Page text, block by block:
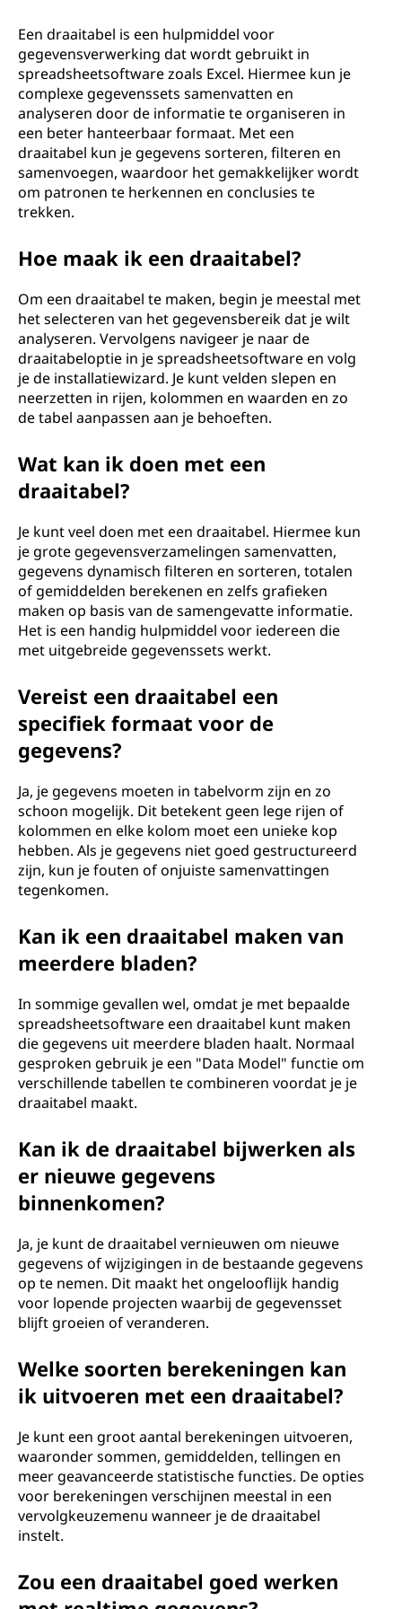
Een draaitabel is een hulpmiddel voor
gegevensverwerking dat wordt gebruikt in
spreadsheetsoftware zoals Excel. Hiermee kun je
complexe gegevenssets samenvatten en
analyseren door de informatie te organiseren in
een beter hanteerbaar formaat. Met een
draaitabel kun je gegevens sorteren, filteren en
samenvoegen, waardoor het gemakkelijker wordt
om patronen te herkennen en conclusies te
trekken.
Hoe maak ik een draaitabel?
Om een draaitabel te maken, begin je meestal met
het selecteren van het gegevensbereik dat je wilt
analyseren. Vervolgens navigeer je naar de
draaitabeloptie in je spreadsheetsoftware en volg
je de installatiewizard. Je kunt velden slepen en
neerzetten in rijen, kolommen en waarden en zo
de tabel aanpassen aan je behoeften.
Wat kan ik doen met een
draaitabel?
Je kunt veel doen met een draaitabel. Hiermee kun
je grote gegevensverzamelingen samenvatten,
gegevens dynamisch filteren en sorteren, totalen
of gemiddelden berekenen en zelfs grafieken
maken op basis van de samengevatte informatie.
Het is een handig hulpmiddel voor iedereen die
met uitgebreide gegevenssets werkt.
Vereist een draaitabel een
specifiek formaat voor de
gegevens?
Ja, je gegevens moeten in tabelvorm zijn en zo
schoon mogelijk. Dit betekent geen lege rijen of
kolommen en elke kolom moet een unieke kop
hebben. Als je gegevens niet goed gestructureerd
zijn, kun je fouten of onjuiste samenvattingen
tegenkomen.
Kan ik een draaitabel maken van
meerdere bladen?
In sommige gevallen wel, omdat je met bepaalde
spreadsheetsoftware een draaitabel kunt maken
die gegevens uit meerdere bladen haalt. Normaal
gesproken gebruik je een "Data Model" functie om
verschillende tabellen te combineren voordat je je
draaitabel maakt.
Kan ik de draaitabel bijwerken als
er nieuwe gegevens
binnenkomen?
Ja, je kunt de draaitabel vernieuwen om nieuwe
gegevens of wijzigingen in de bestaande gegevens
op te nemen. Dit maakt het ongelooflijk handig
voor lopende projecten waarbij de gegevensset
blijft groeien of veranderen.
Welke soorten berekeningen kan
ik uitvoeren met een draaitabel?
Je kunt een groot aantal berekeningen uitvoeren,
waaronder sommen, gemiddelden, tellingen en
meer geavanceerde statistische functies. De opties
voor berekeningen verschijnen meestal in een
vervolgkeuzemenu wanneer je de draaitabel
instelt.
Zou een draaitabel goed werken